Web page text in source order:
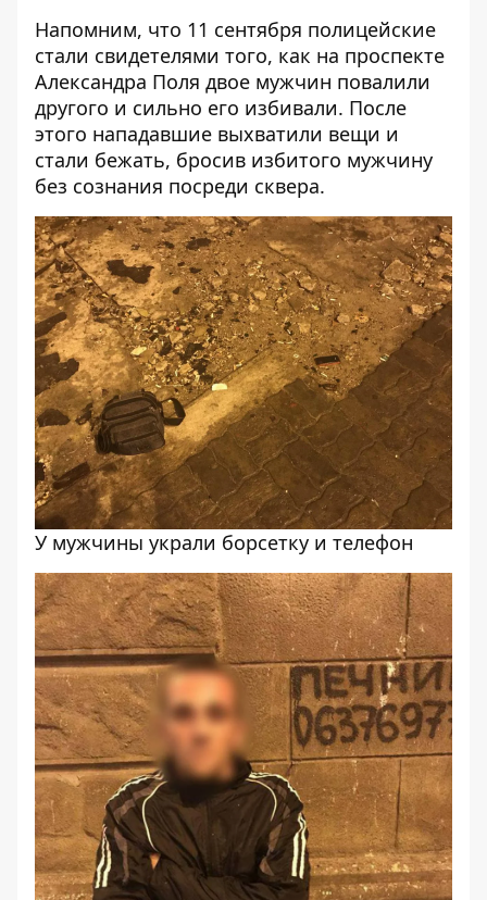
Напомним, что 11 сентября полицейские
стали свидетелями того, как на проспекте
Александра Поля двое мужчин повалили
другого и сильно его избивали. После
этого нападавшие выхватили вещи и
стали бежать, бросив избитого мужчину
без сознания посреди сквера.
У мужчины украли борсетку и телефон